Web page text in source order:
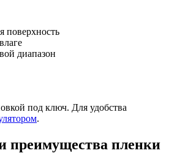
поверхность
диапазон
под ключ. Для удобства
.
преимущества пленки